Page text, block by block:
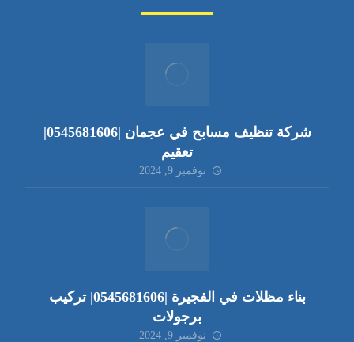
شركة تنظيف مسابح في عجمان |0545681606|
تعقيم
نوفمبر 9, 2024
بناء مظلات في الفجيرة |0545681606| تركيب
برجولات
نوفمبر 9, 2024